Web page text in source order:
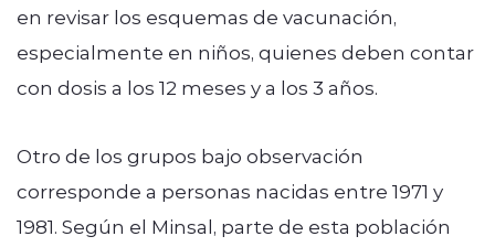
en revisar los esquemas de vacunación,
especialmente en niños, quienes deben contar
con dosis a los 12 meses y a los 3 años.
Otro de los grupos bajo observación
corresponde a personas nacidas entre 1971 y
1981. Según el Minsal, parte de esta población